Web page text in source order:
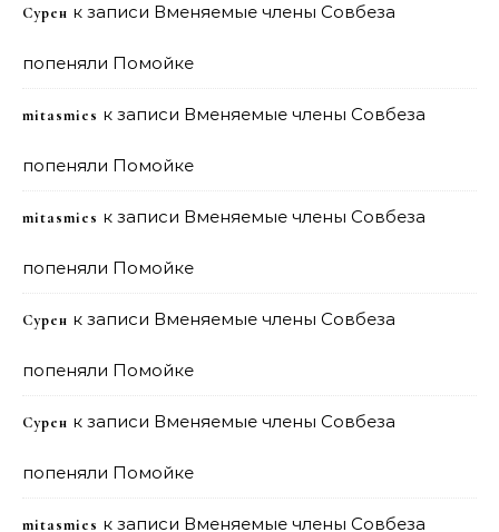
Сурен к записи Вменяемые члены Совбеза
попеняли Помойке
mitasmies к записи Вменяемые члены Совбеза
попеняли Помойке
mitasmies к записи Вменяемые члены Совбеза
попеняли Помойке
Сурен к записи Вменяемые члены Совбеза
попеняли Помойке
Сурен к записи Вменяемые члены Совбеза
попеняли Помойке
mitasmies к записи Вменяемые члены Совбеза